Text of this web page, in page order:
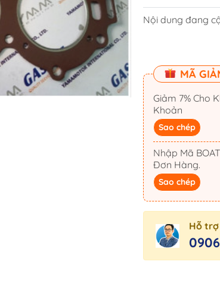
Xăng - Nắp Nước
Cắm Cần Câu
Nắp Hầm
Inox
Bạt Cano
Bơm Rút Nhớt
Đế Giữ Ly Cốc Cano
Thảm Lót Sàn Cano
Nội dung đang
MÃ
Giảm 7% Cho
Khoản
Sao chép
Nhập Mã
Đơn Hàng.
Sao chép
Hỗ